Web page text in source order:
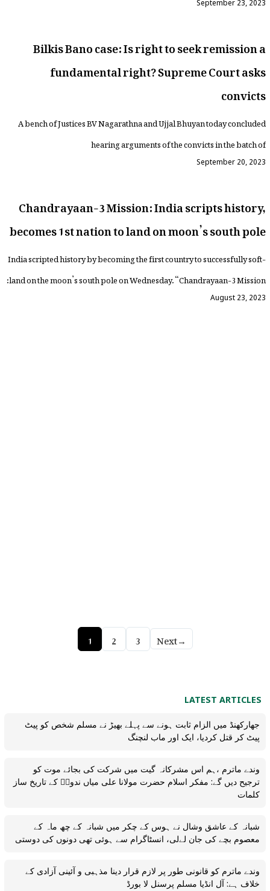
September 23, 2023
Bilkis Bano case: Is right to seek remission a
fundamental right? Supreme Court asks
convicts
A bench of Justices BV Nagarathna and Ujjal Bhuyan today concluded
hearing arguments of the convicts in the batch of
September 20, 2023
Chandrayaan-3 Mission: India scripts history,
becomes 1st nation to land on moon’s south pole
India scripted history by becoming the first country to successfully soft-
land on the moon’s south pole on Wednesday. “Chandrayaan-3 Mission:
August 23, 2023
1 2 3 Next→
LATEST ARTICLES
جھارکھنڈ میں الزام ثابت ہونے سے پہلے بھیڑ نے مسلم شخص کو پیٹ
پیٹ کر قتل کردیا، ایک اور ماب لنچنگ
وندے ماترم ،ہم اس مشرکانہ گیت میں شرکت کی بجائے موت کو
ترجیح دیں گے: مفکر اسلام حضرت مولانا علی میاں ندویؒ کے تاریخ ساز
کلمات
شبانہ کے عاشق وشال نے ہوس کے چکر میں شبانہ کے چھ ماہ کے
معصوم بچے کی جان لےلی، انسٹاگرام سے ہوئی تھی دونوں کی دوستی
وندے ماترم کو قانونی طور پر لازم قرار دینا مذہبی و آئینی آزادی کے
خلاف ہے: آل انڈیا مسلم پرسنل لا بورڈ